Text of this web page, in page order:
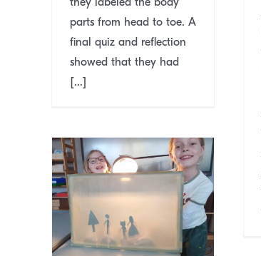
parts from head to toe. A
final quiz and reflection
showed that they had
[...]